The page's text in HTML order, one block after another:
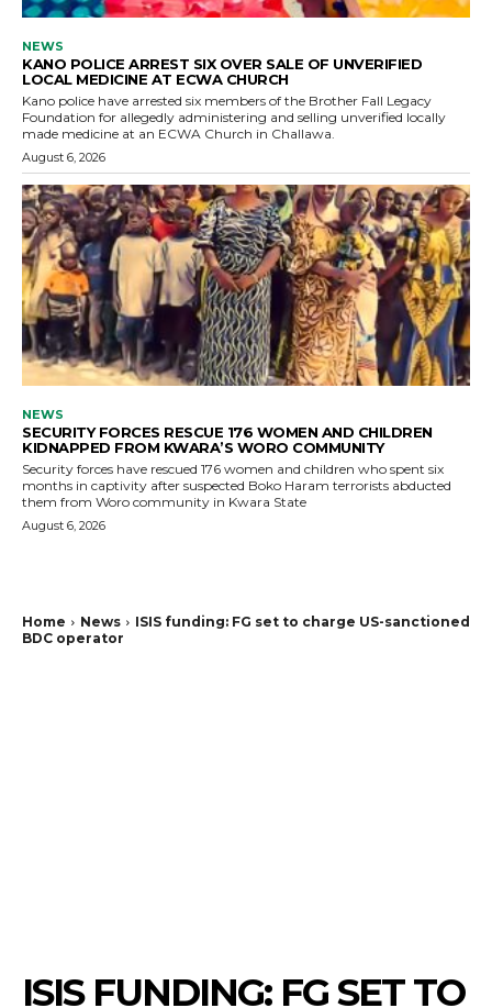
NEWS
KANO POLICE ARREST SIX OVER SALE OF UNVERIFIED
LOCAL MEDICINE AT ECWA CHURCH
Kano police have arrested six members of the Brother Fall Legacy
Foundation for allegedly administering and selling unverified locally
made medicine at an ECWA Church in Challawa.
August 6, 2026
NEWS
SECURITY FORCES RESCUE 176 WOMEN AND CHILDREN
KIDNAPPED FROM KWARA’S WORO COMMUNITY
Security forces have rescued 176 women and children who spent six
months in captivity after suspected Boko Haram terrorists abducted
them from Woro community in Kwara State
August 6, 2026